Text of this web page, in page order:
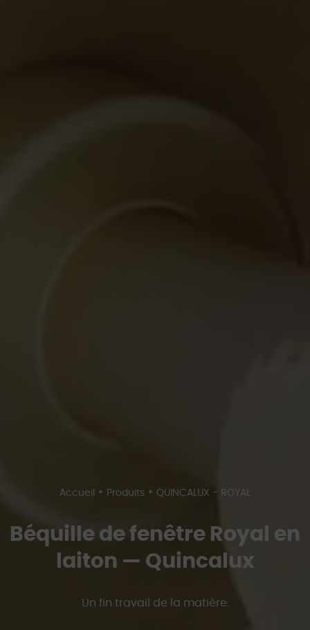
Accueil • Produits • QUINCALUX - ROYAL
Béquille de fenêtre Royal en
laiton — Quincalux
Un fin travail de la matière.